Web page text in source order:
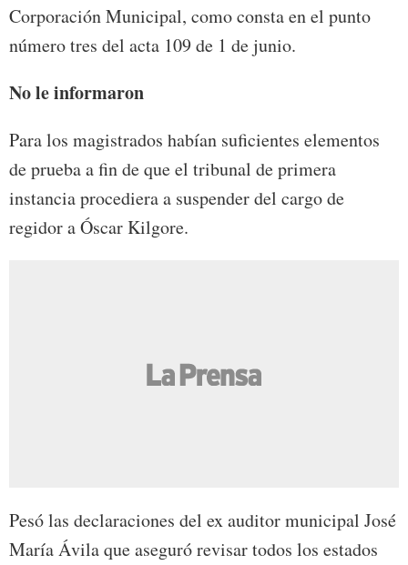
Corporación Municipal, como consta en el punto
número tres del acta 109 de 1 de junio.
No le informaron
Para los magistrados habían suficientes elementos
de prueba a fin de que el tribunal de primera
instancia procediera a suspender del cargo de
regidor a Óscar Kilgore.
Pesó las declaraciones del ex auditor municipal José
María Ávila que aseguró revisar todos los estados